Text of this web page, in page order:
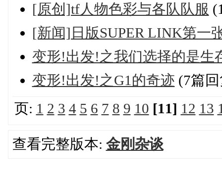
[原创]tf人物色彩与各队队服
[新闻]日版SUPER LINK第一
变形!出发!之我们选择的是生
变形!出发!之G1的奇迹 (7篇
页: 1 2 3 4 5 6 7 8 9 10 [11] 12 13
查看完整版本: 金刚杂谈